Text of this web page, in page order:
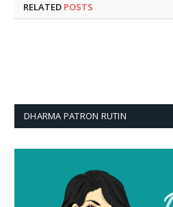
RELATED POSTS
DHARMA PATRON RUTIN